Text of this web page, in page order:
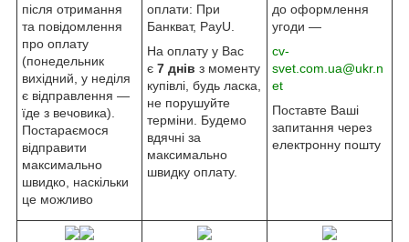
після отримання
та повідомлення
про оплату
(понедельник
вихідний, у неділя
є відправлення —
їде з вечовика).
Постараємося
відправити
максимально
швидко, наскільки
це можливо
оплати: При
Банкват, PayU.
На оплату у Вас
є 7 днів з моменту
купівлі, будь ласка,
не порушуйте
терміни. Будемо
вдячні за
максимально
швидку оплату.
до оформлення
угоди —
cv-
svet.com.ua@ukr.n
et
Поставте Ваші
запитання через
електронну пошту